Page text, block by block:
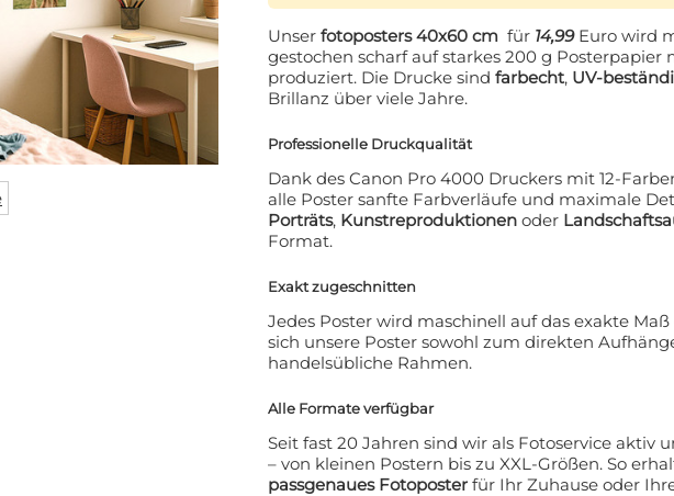
Unser fotoposters 40x60 cm für 14,99Euro wird
gestochen scharf auf starkes 200 g Posterpapier
produziert. Die Drucke sind farbecht, UV-
Brillanz über viele Jahre.
Professionelle Druckqualität
Dank des Canon Pro 4000 Druckers mit 12-
alle Poster sanfte Farbverläufe und maximale
Porträts, Kunstreproduktionen oder
Format.
Exakt zugeschnitten
Jedes Poster wird maschinell auf das exakte
sich unsere Poster sowohl zum direkten
handelsübliche Rahmen.
Alle Formate verfügbar
Seit fast 20 Jahren sind wir als Fotoservice aktiv
– von kleinen Postern bis zu XXL-Größen. So
passgenaues Fotoposter für Ihr Zuhause oder
AUF IHRE
👀